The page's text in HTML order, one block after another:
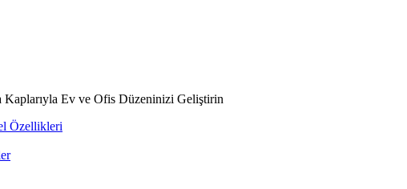
Ev ve Ofis Düzeninizi Geliştirin
Özellikleri